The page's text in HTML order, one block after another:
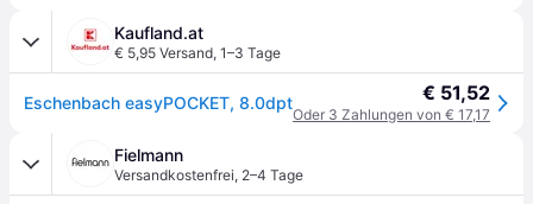
Kaufland.at
€ 5,95 Versand, 1–3 Tage
Eschenbach easyPOCKET, 8.0dpt € 51,52
Oder 3 Zahlungen von € 17,17
Fielmann
Versandkostenfrei, 2–4 Tage